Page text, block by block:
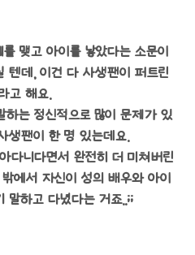
맺고 아이를 낳았다는 소문이
텐데, 이건 다 사생팬이 퍼트린
고 해요.
하는 정신적으로 많이 문제가 있
생팬이 한 명 있는데요.
다니다면서 완전히 더 미쳐버린
에서 자신이 성의 배우와 아이
말하고 다녔다는 거죠..;;